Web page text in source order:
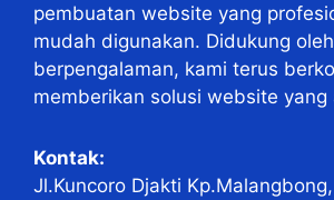
pembuatan website yang
mudah digunakan. Didukung
berpengalaman, kami terus
memberikan solusi website yang
Kontak:
Jl.Kuncoro Djakti